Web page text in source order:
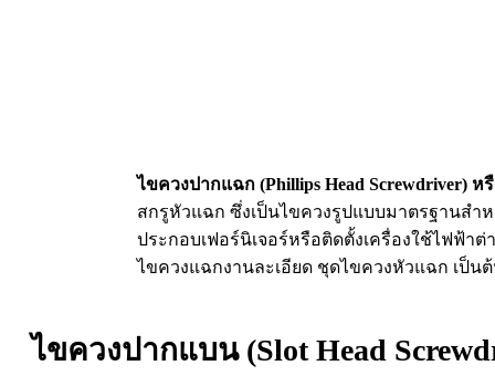
ไขควงปากแฉก (Phillips Head Screwdriver)
สกรูหัวแฉก ซึ่งเป็นไขควงรูปแบบมาตรฐานสำ
ประกอบเฟอร์นิเจอร์หรือติดตั้งเครื่องใช้ไฟฟ้า
ไขควงแฉกงานละเอียด ชุดไขควงหัวแฉก เป็น
ไขควงปากแบน (Slot Head